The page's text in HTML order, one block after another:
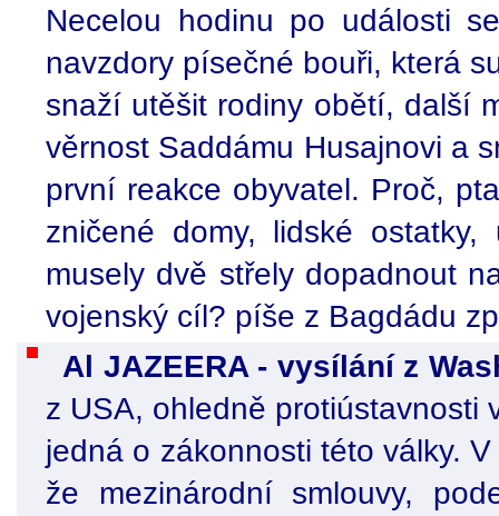
Necelou hodinu po události
navzdory písečné bouři, která
snaží utěšit rodiny obětí, další
věrnost Saddámu Husajnovi a
první reakce obyvatel. Proč,
zničené domy, lidské
musely dvě střely dopadnout
vojenský cíl? píše z Bagdádu
Al JAZEERA - vysílání z
z USA, ohledně protiústavnosti
jedná o zákonnosti této války.
že mezinárodní smlouvy,